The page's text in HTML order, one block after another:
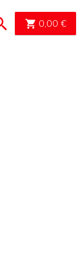
0,00 €